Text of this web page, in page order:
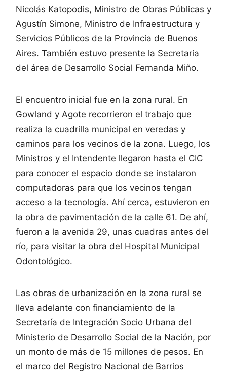
Nicolás Katopodis, Ministro de Obras Públicas y
Agustín Simone, Ministro de Infraestructura y
Servicios Públicos de la Provincia de Buenos
Aires. También estuvo presente la Secretaria
del área de Desarrollo Social Fernanda Miño.
El encuentro inicial fue en la zona rural. En
Gowland y Agote recorrieron el trabajo que
realiza la cuadrilla municipal en veredas y
caminos para los vecinos de la zona. Luego, los
Ministros y el Intendente llegaron hasta el CIC
para conocer el espacio donde se instalaron
computadoras para que los vecinos tengan
acceso a la tecnología. Ahí cerca, estuvieron en
la obra de pavimentación de la calle 61. De ahí,
fueron a la avenida 29, unas cuadras antes del
río, para visitar la obra del Hospital Municipal
Odontológico.
Las obras de urbanización en la zona rural se
lleva adelante con financiamiento de la
Secretaría de Integración Socio Urbana del
Ministerio de Desarrollo Social de la Nación, por
un monto de más de 15 millones de pesos. En
el marco del Registro Nacional de Barrios